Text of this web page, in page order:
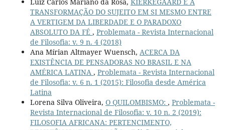
TRANSFORMAÇÃO DO SUJEITO EM SI MESMO ENTRE
A VERTIGEM DA LIBERDADE E O PARADOXO
ABSOLUTO DA FÉ , Problemata - Revista Internacional
de Filosofia: v. 9 n. 4 (2018)
Ana Mírian Altmayer Wuensch, ACERCA DA
EXISTÊNCIA DE PENSADORAS NO BRASIL E NA
AMÉRICA LATINA , Problemata - Revista Internacional
de Filosofia: v. 6 n. 1 (2015): Filosofia desde América
Latina
Lorena Silva Oliveira, O QUILOMBISMO: , Problemata -
Revista Internacional de Filosofia: v. 10 n. 2 (2019):
FILOSOFIA AFRICANA: PERTENCIMENTO,